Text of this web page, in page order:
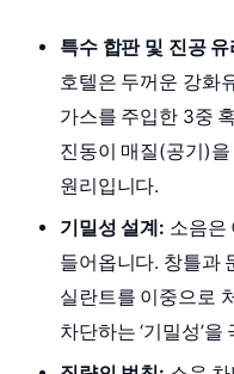
특수 합판 및 진공 유
호텔은 두꺼운 강화
가스를 주입한 3중
진동이 매질(공기)
원리입니다.
기밀성 설계: 소음은
들어옵니다. 창틀과
실란트를 이중으로
차단하는 ‘기밀성’